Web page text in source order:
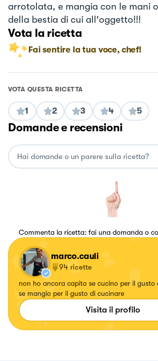
arrotolata, e mangia con le mani
della bestia di cui all'oggetto!!!
Vota la ricetta
Fai sentire la tua voce, chef!
VOTA QUESTA RICETTA
1 2 3 4 5
Domande e recensioni
Commenta la ricetta: fai una domanda o
marco.cauli
94 ricette
non ho ancora capito se cucino per il gusto
se mangio per il gusto di cucinare
Visita il profilo